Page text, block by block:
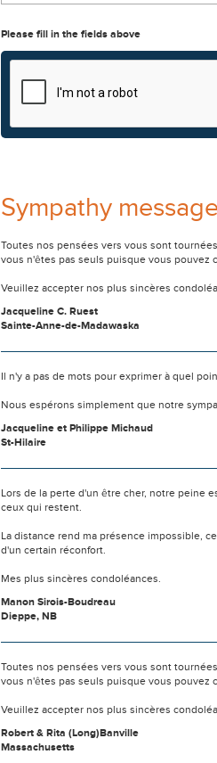
Please fill in the fields above
Sympathy
Toutes nos pensées vers vous sont
vous n'êtes pas seuls puisque vous pouvez
Veuillez accepter nos plus sincères
Jacqueline C. Ruest
Sainte-Anne-de-Madawaska
Il n'y a pas de mots pour exprimer à quel
Nous espérons simplement que notre
Jacqueline et Philippe Michaud
St-Hilaire
Lors de la perte d'un être cher, notre peine
ceux qui restent.
La distance rend ma présence impossible,
d'un certain réconfort.
Mes plus sincères condoléances.
Manon Sirois-Boudreau
Dieppe, NB
Toutes nos pensées vers vous sont
vous n'êtes pas seuls puisque vous pouvez
Veuillez accepter nos plus sincères
Robert & Rita (Long)Banville
Massachusetts